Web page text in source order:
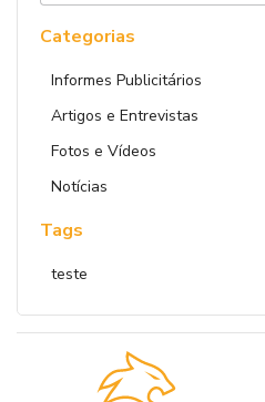
Categorias
Informes Publicitários
Artigos e Entrevistas
Fotos e Vídeos
Notícias
Tags
teste